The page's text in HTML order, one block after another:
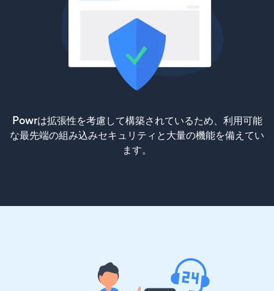
Powrは拡張性を考慮して構築されているため、利用可能
な最先端の組み込みセキュリティと大量の機能を備えてい
ます。